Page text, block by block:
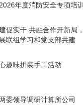
年度消防安全专项培训
开新局，申腾公司和东勘院
联组学习和党支部共建
趣味拼装手工活动
委领导调研计算所公司